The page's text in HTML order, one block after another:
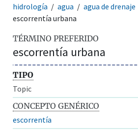
hidrología
agua agua de drenaje
escorrentía urbana
TÉRMINO PREFERIDO
escorrentía urbana
TIPO
Topic
CONCEPTO GENÉRICO
escorrentía